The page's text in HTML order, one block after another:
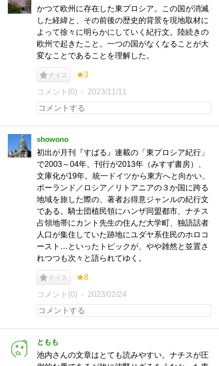
かつて欧州に存在した東プロシア。この国が消滅
した経緯と、その前後の歴史的背景を現地取材に
よって徐々に明らかにしていく紀行文。陸続きの
欧州で起きたこと。一つの国がなくなることが大
変なことであることを理解した。
ナイス ★3
コメント(0) 2023/11/11
showono
初出が月刊『すばる』連載の「東プロシア紀行」
で2003～04年、刊行が2013年（みすず書房）、
文庫化が19年。統一ドイツから東方へと向かい、
ポーランド／ロシア／リトアニアの３か国に跨る
地域を旅した際の、著者お得意ジャンルの紀行文
である。騎士団植民領にハンザ同盟都市、ナチス
占領地帯にカント先生の住んだ大学町、独語話者
人口が集住していた跡地にユダヤ系住民のホロコ
ースト…といったトピックが、やや雑然と並置さ
れつつも次々と語られてゆく。
ナイス ★8
コメント(0) 2023/02/24
ともも
池内さんの文章はとても読みやすい。ナチスが圧